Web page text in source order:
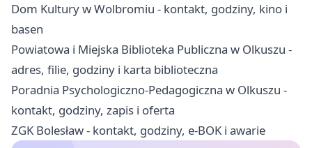
Dom Kultury w Wolbromiu - kontakt, godziny, kino i
basen
Powiatowa i Miejska Biblioteka Publiczna w Olkuszu -
adres, filie, godziny i karta biblioteczna
Poradnia Psychologiczno-Pedagogiczna w Olkuszu -
kontakt, godziny, zapis i oferta
ZGK Bolesław - kontakt, godziny, e-BOK i awarie